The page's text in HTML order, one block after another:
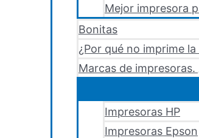
Mejor impresora
Bonitas
¿Por qué no imprime
Marcas de impresoras.
Impresoras HP
Impresoras Epson